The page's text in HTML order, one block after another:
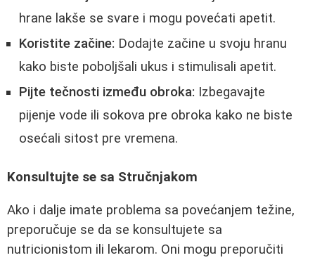
hrane lakše se svare i mogu povećati apetit.
Koristite začine: Dodajte začine u svoju hranu
kako biste poboljšali ukus i stimulisali apetit.
Pijte tečnosti između obroka: Izbegavajte
pijenje vode ili sokova pre obroka kako ne biste
osećali sitost pre vremena.
Konsultujte se sa Stručnjakom
Ako i dalje imate problema sa povećanjem težine,
preporučuje se da se konsultujete sa
nutricionistom ili lekarom. Oni mogu preporučiti